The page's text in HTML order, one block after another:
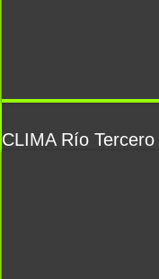
CLIMA Río Tercero